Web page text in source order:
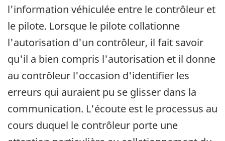
l'information véhiculée entre le contrôleur et
le pilote. Lorsque le pilote collationne
l'autorisation d'un contrôleur, il fait savoir
qu'il a bien compris l'autorisation et il donne
au contrôleur l'occasion d'identifier les
erreurs qui auraient pu se glisser dans la
communication. L'écoute est le processus au
cours duquel le contrôleur porte une